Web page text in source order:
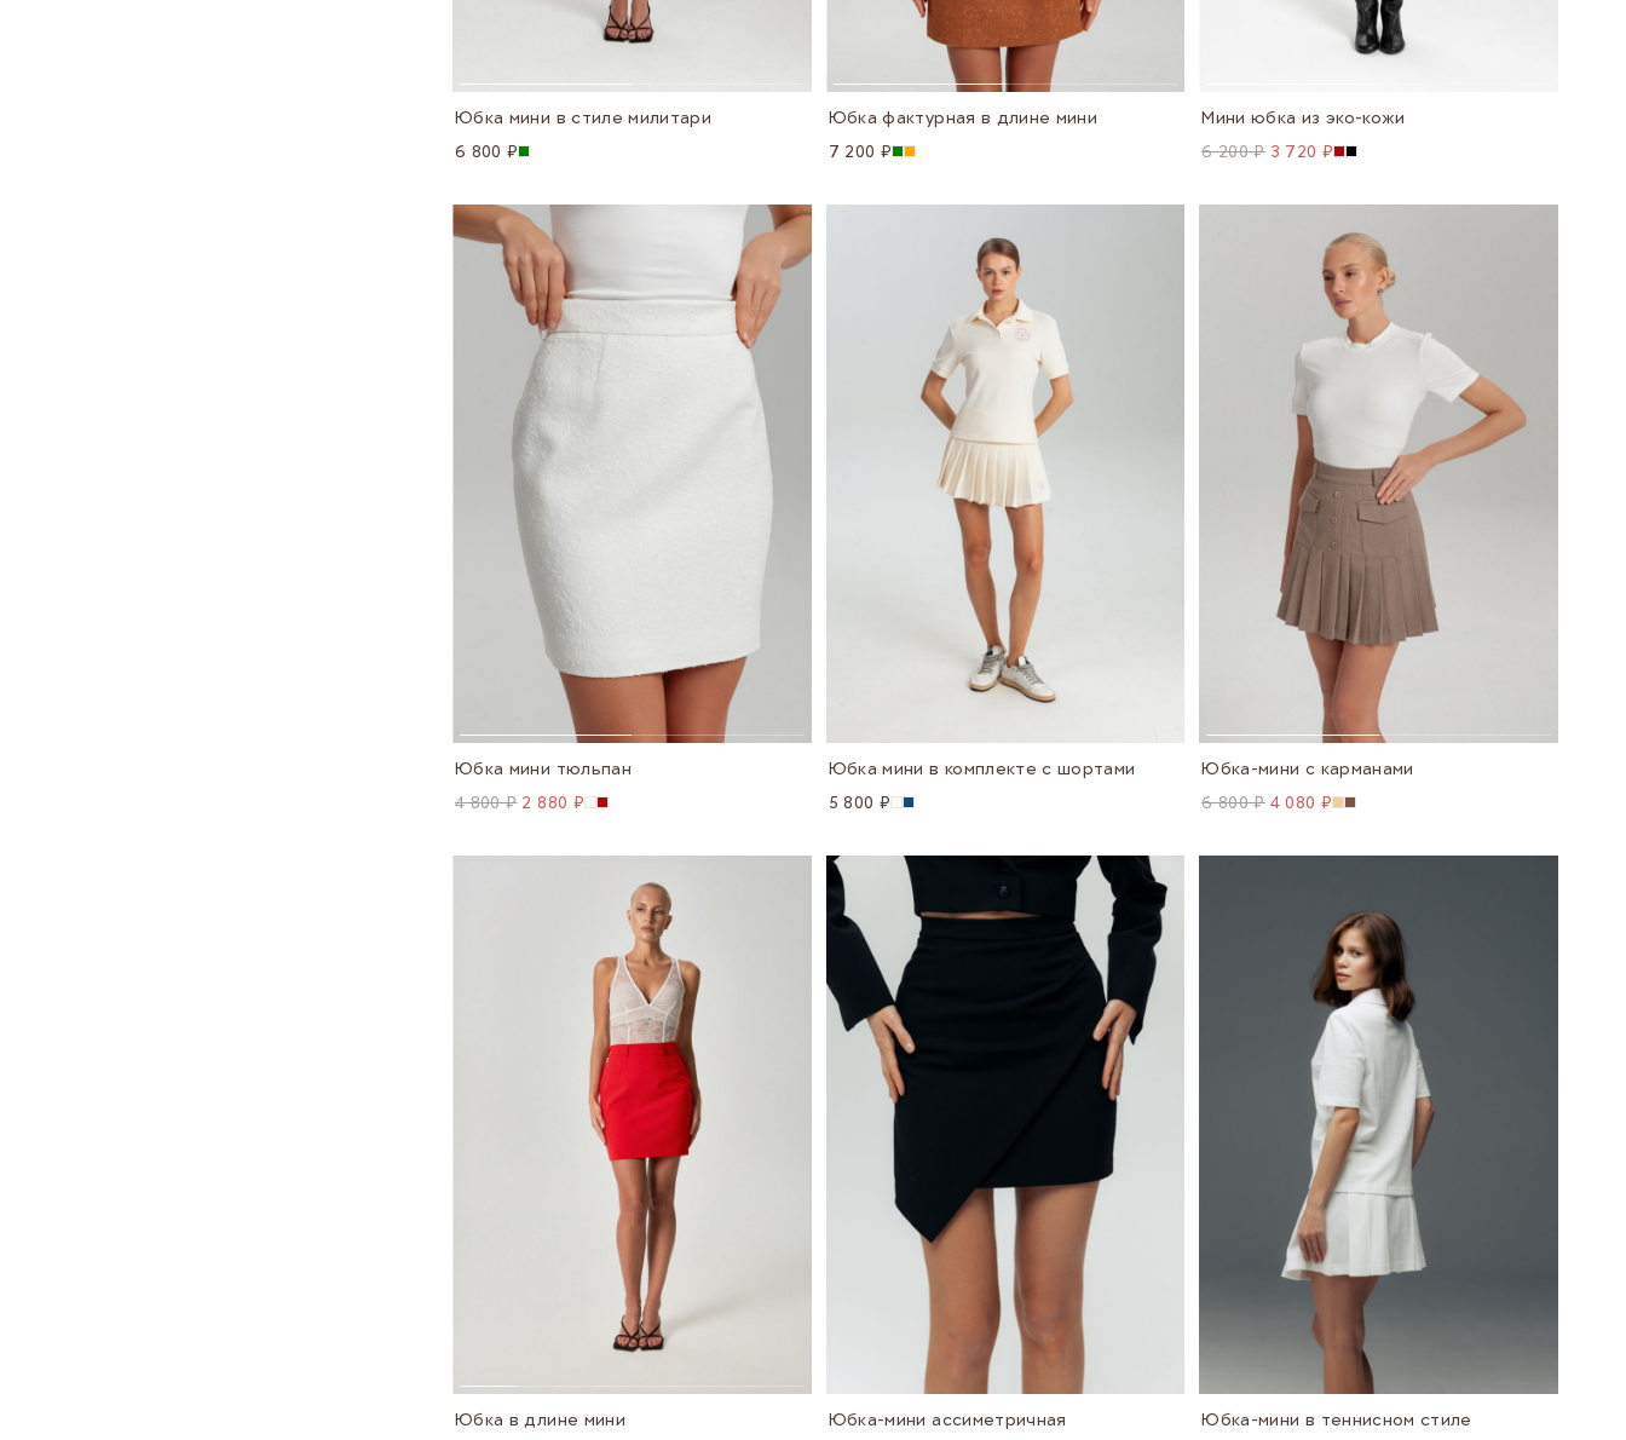
Юбка мини в стиле милитари
6 800 ₽
Юбка фактурная в длине мини
7 200 ₽
Мини юбка из эко-кожи
6 200 ₽ 3 720 ₽
Юбка мини тюльпан
4 800 ₽ 2 880 ₽
Юбка мини в комплекте с шортами
5 800 ₽
Юбка-мини с карманами
6 800 ₽ 4 080 ₽
Юбка в длине мини
Юбка-мини ассиметричная
Юбка-мини в теннисном стиле